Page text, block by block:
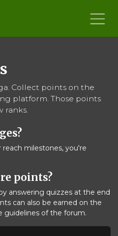
Collect points on the
platform. Those points
ranks.
milestones, you're
points?
answering quizzes at the end
can also be earned on the
guidelines of the forum.